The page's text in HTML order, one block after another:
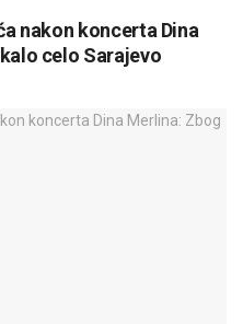
nakon koncerta Dina
celo Sarajevo